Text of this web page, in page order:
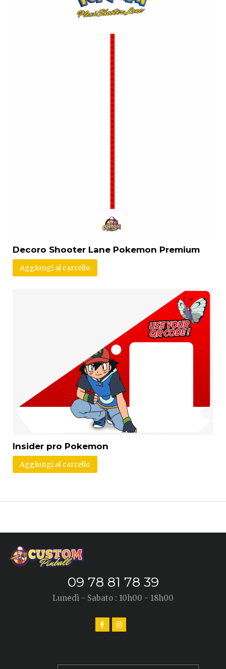
Decoro Shooter Lane Pokemon Premium
Aggiungi al carrello
Insider pro Pokemon
Aggiungi al carrello
09 78 81 78 39
Lunedì - Sabato : 10h00 - 18h00